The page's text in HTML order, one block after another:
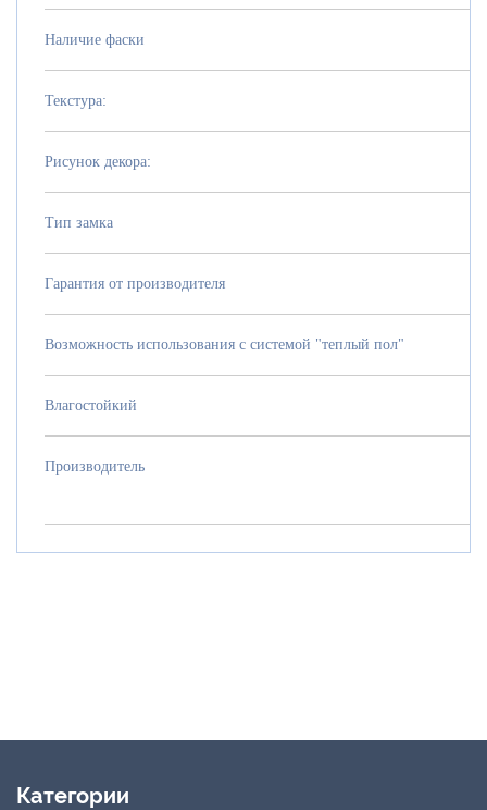
Наличие фаски
Текстура:
Рисунок декора:
Тип замка
Гарантия от производителя
Возможность использования с системой "теплый пол"
Влагостойкий
Категории